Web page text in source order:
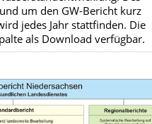
um den GW-Bericht kurz
jedes Jahr stattfinden. Die
als Download verfügbar.